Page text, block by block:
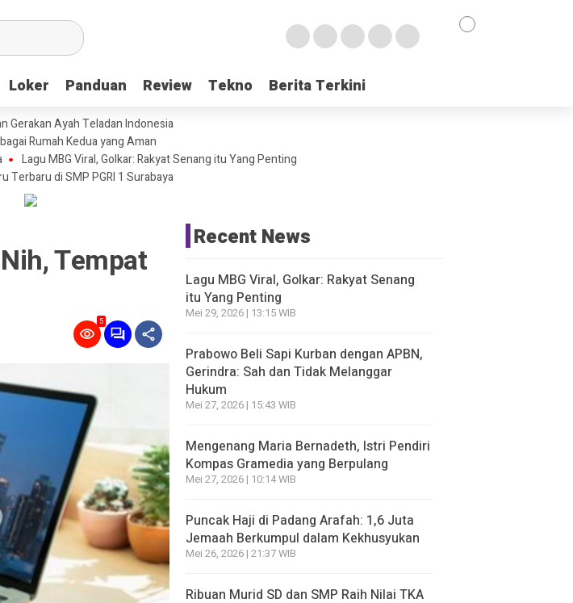
Loker Panduan Review Tekno Berita Terkini
Loker Panduan Review Tekno Berita Terkini
Gerakan Ayah Teladan Indonesia
Rumah Kedua yang Aman
Lagu MBG Viral, Golkar: Rakyat Senang itu Yang Penting
Terbaru di SMP PGRI 1 Surabaya
Tempat
5
Recent News
Lagu MBG Viral, Golkar: Rakyat Senang
itu Yang Penting
Mei 29, 2026 | 13:15 WIB
Prabowo Beli Sapi Kurban dengan APBN,
Gerindra: Sah dan Tidak Melanggar
Hukum
Mei 27, 2026 | 15:43 WIB
Mengenang Maria Bernadeth, Istri Pendiri
Kompas Gramedia yang Berpulang
Mei 27, 2026 | 10:14 WIB
Puncak Haji di Padang Arafah: 1,6 Juta
Jemaah Berkumpul dalam Kekhusyukan
Mei 26, 2026 | 21:37 WIB
Ribuan Murid SD dan SMP Raih Nilai TKA